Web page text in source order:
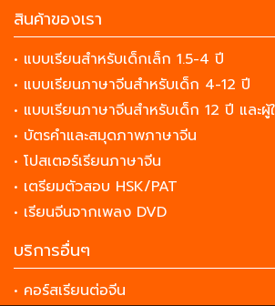
สินค้าของเรา
• แบบเรียนสำหรับเด็กเล็ก 1.5-4 ปี
• แบบเรียนภาษาจีนสำหรับเด็ก 4-12 ปี
• แบบเรียนภาษาจีนสำหรับเด็ก 12 ปี และ
• บัตรคำและสมุดภาพภาษาจีน
• โปสเตอร์เรียนภาษาจีน
• เตรียมตัวสอบ HSK/PAT
• เรียนจีนจากเพลง DVD
บริการอื่นๆ
• คอร์สเรียนต่อจีน